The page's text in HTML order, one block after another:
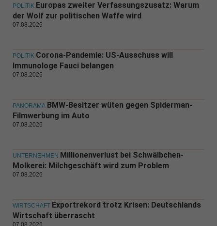
POLITIK Europas zweiter Verfassungszusatz: Warum
der Wolf zur politischen Waffe wird
07.08.2026
POLITIK Corona-Pandemie: US-Ausschuss will
Immunologe Fauci belangen
07.08.2026
PANORAMA BMW-Besitzer wüten gegen Spiderman-
Filmwerbung im Auto
07.08.2026
UNTERNEHMEN Millionenverlust bei Schwälbchen-
Molkerei: Milchgeschäft wird zum Problem
07.08.2026
WIRTSCHAFT Exportrekord trotz Krisen: Deutschlands
Wirtschaft überrascht
07.08.2026